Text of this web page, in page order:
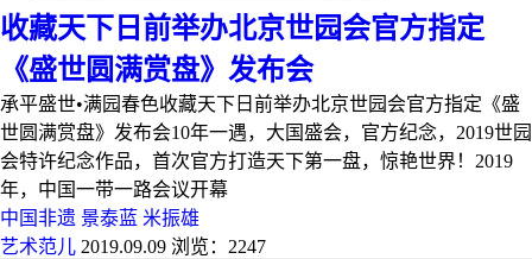
收藏天下日前举办北京世园会官方指定
《盛世圆满赏盘》发布会
承平盛世•满园春色收藏天下日前举办北京世园会官方指定《盛
世圆满赏盘》发布会10年一遇，大国盛会，官方纪念，2019世园
会特许纪念作品，首次官方打造天下第一盘，惊艳世界！2019
年，中国一带一路会议开幕
中国非遗 景泰蓝 米振雄
艺术范儿 2019.09.09 浏览：2247